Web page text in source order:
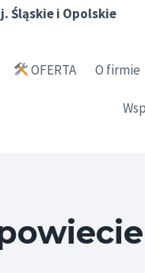
Śląskie i Opolskie
OFERTA O firmie